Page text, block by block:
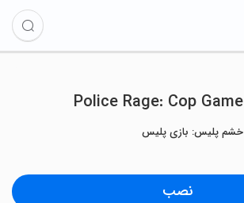
Police Rage: Cop Game
خشم پلیس: بازی پلیس
نصب